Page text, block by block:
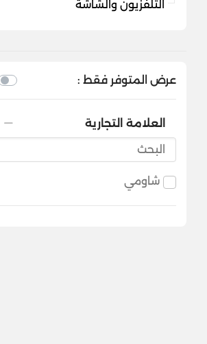
التلفزيون والشاشة
عرض المتوفر فقط :
العلامة التجارية
شاومي